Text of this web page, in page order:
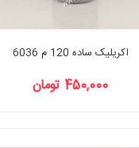
اکریلیک ساده 120 م 6036
450,000 تومان